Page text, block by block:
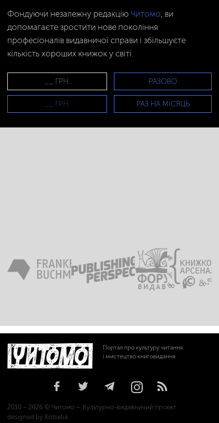
Фондуючи незалежну редакцію Читомо, ви
допомагаєте зростити нове покоління
професіоналів видавничої справи і збільшуєте
кількість хороших книжок у світі.
РАЗОВО
РАЗ НА МІСЯЦЬ
Портал про культуру читання
і мистецтво книговидання
2010 – 2026 © Читомо — Культурно-видавничий проект
designed by Kotseba